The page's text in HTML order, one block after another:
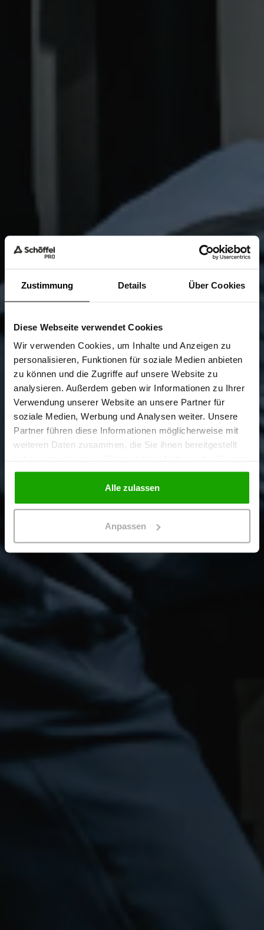
Zustimmung Details Über Cookies
Diese Webseite verwendet Cookies
Wir verwenden Cookies, um Inhalte und Anzeigen zu
personalisieren, Funktionen für soziale Medien anbieten
zu können und die Zugriffe auf unsere Website zu
analysieren. Außerdem geben wir Informationen zu Ihrer
Verwendung unserer Website an unsere Partner für
soziale Medien, Werbung und Analysen weiter. Unsere
Partner führen diese Informationen möglicherweise mit
weiteren Daten zusammen, die Sie ihnen bereitgestellt
gesammelt haben.
Alle zulassen
Anpassen
Sind Sie
Gewerbetreibender?
Ich bestätige, dass ich Gewerbetreibender bin. Alle
Preise werden netto ausgewiesen.